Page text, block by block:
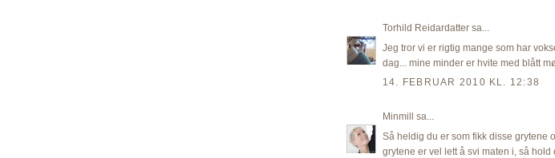
Torhild Reidardatter sa...
Jeg tror vi er rigtig mange som har
dag... mine minder er hvite med blått
14. FEBRUAR 2010 KL. 12:38
Minmill sa...
Så heldig du er som fikk disse grytene
grytene er vel lett å svi maten i, så